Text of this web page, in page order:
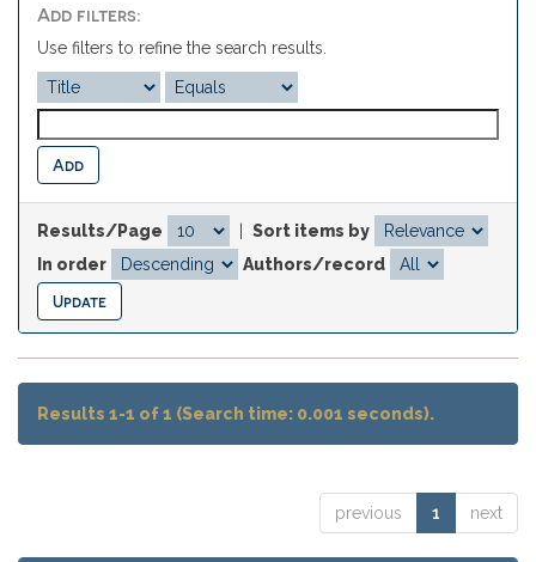
Add filters:
Use filters to refine the search results.
Results/Page
Sort items by
In order
Authors/record
Results 1-1 of 1 (Search time: 0.001 seconds).
previous 1 next